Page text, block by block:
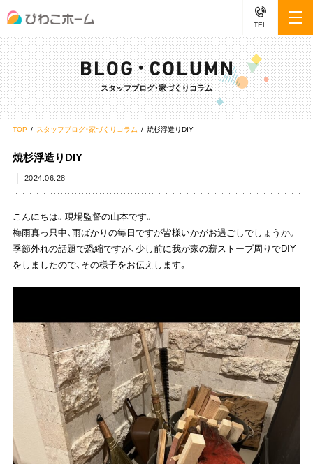
TEL
スタッフブログ・家づくりコラム
TOP スタッフブログ・家づくりコラム 焼杉浮造りDIY
焼杉浮造りDIY
2024.06.28
こんにちは。現場監督の山本です。
梅雨真っ只中、雨ばかりの毎日ですが皆様いかがお過ごしでしょうか。
季節外れの話題で恐縮ですが、少し前に我が家の薪ストーブ周りでDIY
をしましたので、その様子をお伝えします。